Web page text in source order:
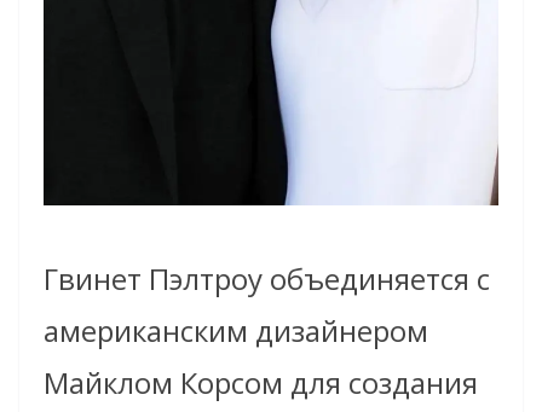
Гвинет Пэлтроу объединяется с
американским дизайнером
Майклом Корсом для создания